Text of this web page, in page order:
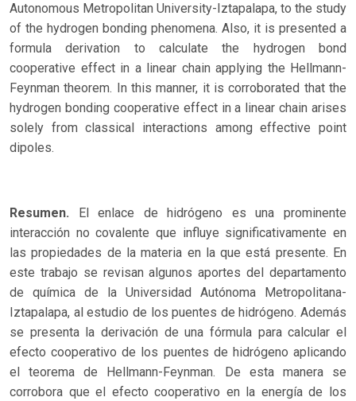
Autonomous Metropolitan University-Iztapalapa, to the study
of the hydrogen bonding phenomena. Also, it is presented a
formula derivation to calculate the hydrogen bond
cooperative effect in a linear chain applying the Hellmann-
Feynman theorem. In this manner, it is corroborated that the
hydrogen bonding cooperative effect in a linear chain arises
solely from classical interactions among effective point
dipoles.
Resumen. El enlace de hidrógeno es una prominente
interacción no covalente que influye significativamente en
las propiedades de la materia en la que está presente. En
este trabajo se revisan algunos aportes del departamento
de química de la Universidad Autónoma Metropolitana-
Iztapalapa, al estudio de los puentes de hidrógeno. Además
se presenta la derivación de una fórmula para calcular el
efecto cooperativo de los puentes de hidrógeno aplicando
el teorema de Hellmann-Feynman. De esta manera se
corrobora que el efecto cooperativo en la energía de los